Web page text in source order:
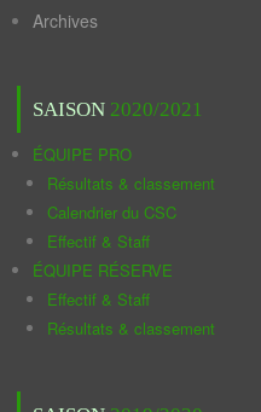
Archives
SAISON 2020/2021
ÉQUIPE PRO
Résultats & classement
Calendrier du CSC
Effectif & Staff
ÉQUIPE RÉSERVE
Effectif & Staff
Résultats & classement